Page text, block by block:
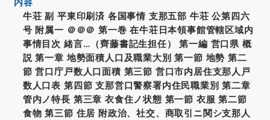
内容
牛荘 副 平東印刷済 各国事情 支那五部 牛荘 公第四六
号 附属一 ＠＠＠ 第一巻 在牛荘日本領事館管轄区域内
事情目次 緒言…（齊藤書記生担任） 第一編 営口県 概
説 第一章 地勢面積人口及職業大別 第一節 地勢 第二
節 営口庁戸数人口面積 第三節 営口市内居住支那人戸
数人口表 第四節 支那営口警察署内住民職業別 第二章
管内ノ特長 第三章 衣食住ノ状態 第一節 衣服 第二節
食物 第三節 住居 附政治、社交、商取引ニ関シ支那人